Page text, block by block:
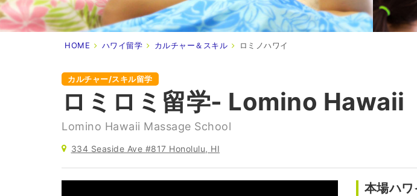
HOME ハワイ留学 カルチャー＆スキル ロミノハワイ
カルチャー/スキル留学
ロミロミ留学- Lomino Hawaii
Lomino Hawaii Massage School
334 Seaside Ave #817 Honolulu, HI
本場ハワ